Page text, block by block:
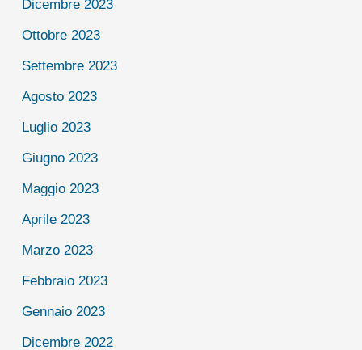
Dicembre 2023
Ottobre 2023
Settembre 2023
Agosto 2023
Luglio 2023
Giugno 2023
Maggio 2023
Aprile 2023
Marzo 2023
Febbraio 2023
Gennaio 2023
Dicembre 2022